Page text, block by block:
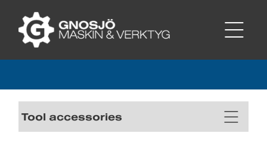
Tool accessories